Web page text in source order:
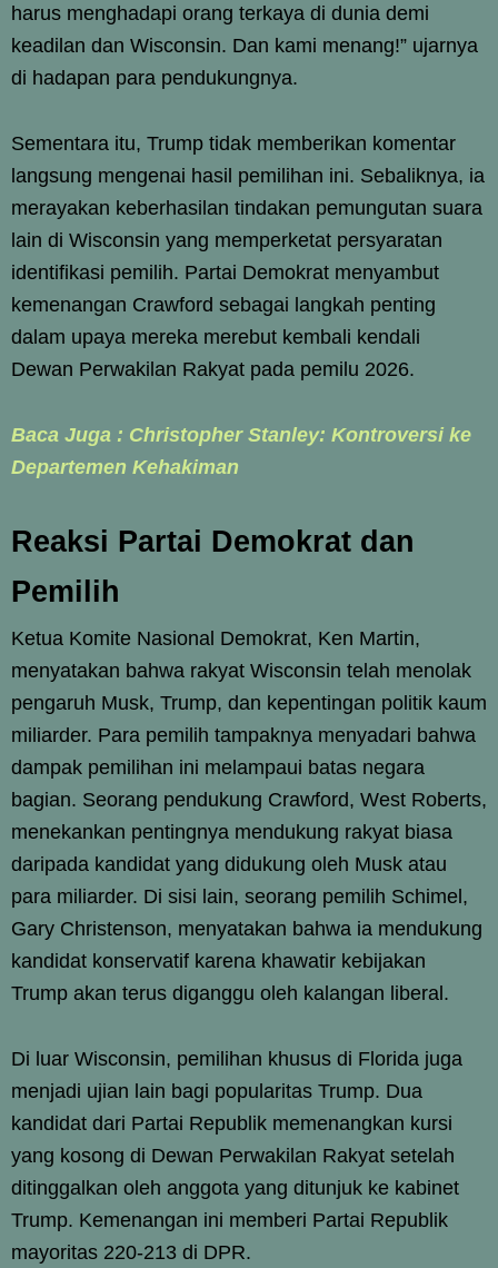
harus menghadapi orang terkaya di dunia demi
keadilan dan Wisconsin. Dan kami menang!” ujarnya
di hadapan para pendukungnya.
Sementara itu, Trump tidak memberikan komentar
langsung mengenai hasil pemilihan ini. Sebaliknya, ia
merayakan keberhasilan tindakan pemungutan suara
lain di Wisconsin yang memperketat persyaratan
identifikasi pemilih. Partai Demokrat menyambut
kemenangan Crawford sebagai langkah penting
dalam upaya mereka merebut kembali kendali
Dewan Perwakilan Rakyat pada pemilu 2026.
Baca Juga : Christopher Stanley: Kontroversi ke
Departemen Kehakiman
Reaksi Partai Demokrat dan
Pemilih
Ketua Komite Nasional Demokrat, Ken Martin,
menyatakan bahwa rakyat Wisconsin telah menolak
pengaruh Musk, Trump, dan kepentingan politik kaum
miliarder. Para pemilih tampaknya menyadari bahwa
dampak pemilihan ini melampaui batas negara
bagian. Seorang pendukung Crawford, West Roberts,
menekankan pentingnya mendukung rakyat biasa
daripada kandidat yang didukung oleh Musk atau
para miliarder. Di sisi lain, seorang pemilih Schimel,
Gary Christenson, menyatakan bahwa ia mendukung
kandidat konservatif karena khawatir kebijakan
Trump akan terus diganggu oleh kalangan liberal.
Di luar Wisconsin, pemilihan khusus di Florida juga
menjadi ujian lain bagi popularitas Trump. Dua
kandidat dari Partai Republik memenangkan kursi
yang kosong di Dewan Perwakilan Rakyat setelah
ditinggalkan oleh anggota yang ditunjuk ke kabinet
Trump. Kemenangan ini memberi Partai Republik
mayoritas 220-213 di DPR.